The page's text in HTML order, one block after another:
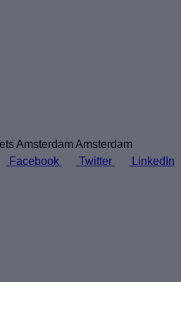
Amsterdam
Facebook Twitter LinkedIn